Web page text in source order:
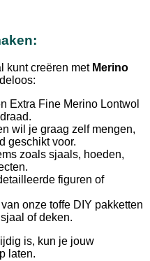
kunt creëren met Merino
Extra Fine Merino Lontwol
wil je graag zelf mengen,
geschikt voor.
zoals sjaals, hoeden,
figuren of
onze toffe DIY pakketten
of deken.
is, kun je jouw
laten.